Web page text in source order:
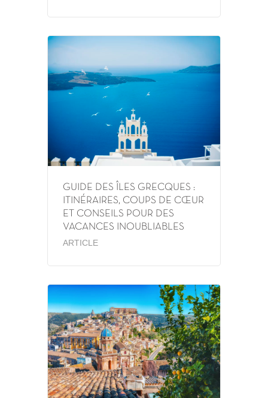
GUIDE DES ÎLES GRECQUES :
ITINÉRAIRES, COUPS DE CŒUR
ET CONSEILS POUR DES
VACANCES INOUBLIABLES
ARTICLE